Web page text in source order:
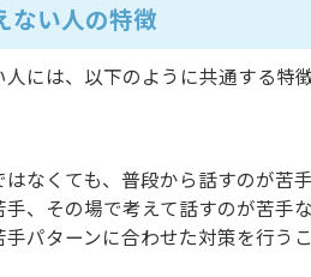
ない人の特徴
には、以下のように共通する特徴
なくても、普段から話すのが苦
、その場で考えて話すのが苦手
パターンに合わせた対策を行うこ